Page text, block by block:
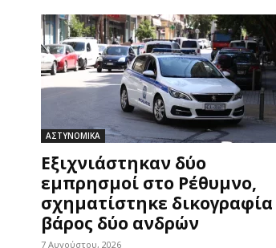
ΑΣΤΥΝΟΜΙΚΑ
Εξιχνιάστηκαν δύο
εμπρησμοί στο Ρέθυμνο,
σχηματίστηκε δικογραφία
βάρος δύο ανδρών
7 Αυγούστου, 2026